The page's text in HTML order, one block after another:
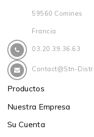
59560 Comines
Francia
03.20.39.36.63
Contact@stn-
Productos
Nuestra Empresa
Su Cuenta